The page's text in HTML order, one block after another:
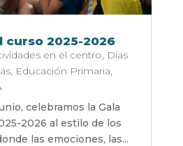
curso 2025-2026
en el centro Días
, Educación Primaria
celebramos la Gala
2026 al estilo de los
las emociones, las...